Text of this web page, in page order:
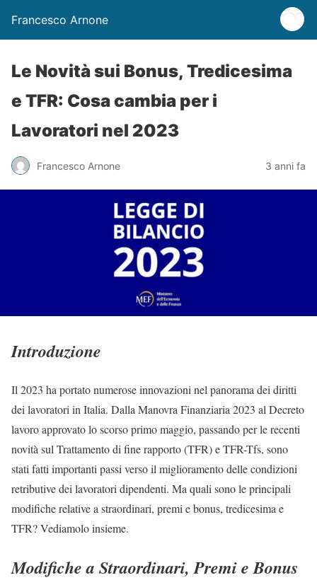
Francesco Arnone
Le Novità sui Bonus, Tredicesima
e TFR: Cosa cambia per i
Lavoratori nel 2023
Francesco Arnone 3 anni fa
Introduzione
Il 2023 ha portato numerose innovazioni nel panorama dei diritti
dei lavoratori in Italia. Dalla Manovra Finanziaria 2023 al Decreto
lavoro approvato lo scorso primo maggio, passando per le recenti
novità sul Trattamento di fine rapporto (TFR) e TFR-Tfs, sono
stati fatti importanti passi verso il miglioramento delle condizioni
retributive dei lavoratori dipendenti. Ma quali sono le principali
modifiche relative a straordinari, premi e bonus, tredicesima e
TFR? Vediamolo insieme.
Modifiche a Straordinari, Premi e Bonus